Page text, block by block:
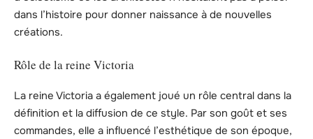
dans l’histoire pour donner naissance à de nouvelles
créations.
Rôle de la reine Victoria
La reine Victoria a également joué un rôle central dans la
définition et la diffusion de ce style. Par son goût et ses
commandes, elle a influencé l’esthétique de son époque,